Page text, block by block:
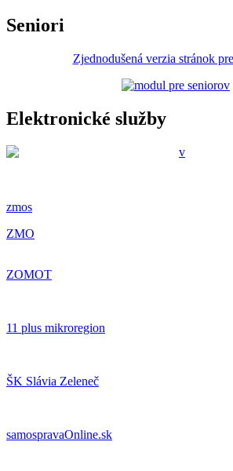
Seniori
Zjednodušená verzia stránok
Elektronické služby
zmos
ZMO
ZOMOT
11 plus mikroregion
ŠK Slávia Zeleneč
samospravaOnline.sk